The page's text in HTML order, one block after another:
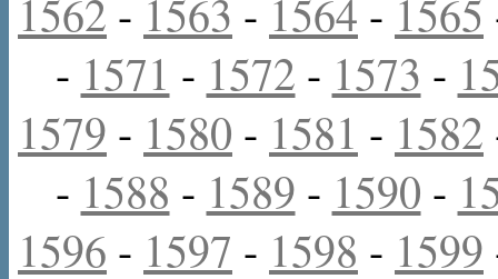
1562 - 1563 - 1564 - 1565
- 1571 - 1572 - 1573 -
1579 - 1580 - 1581 - 1582
- 1588 - 1589 - 1590 -
1596 - 1597 - 1598 - 1599